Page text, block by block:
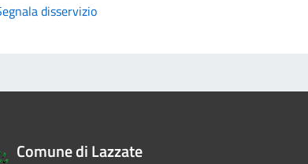
disservizio
Comune di Lazzate